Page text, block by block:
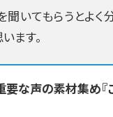
いてもらうとよく
ます。
要な声の素材集め『